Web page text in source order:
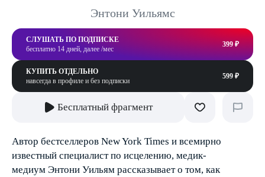
Энтони Уильямс
СЛУШАТЬ ПО ПОДПИСКЕ
бесплатно 14 дней, далее /мес
399 ₽
КУПИТЬ ОТДЕЛЬНО
навсегда в профиле и без подписки
599 ₽
Бесплатный фрагмент
Автор бестселлеров New York Times и всемирно
известный специалист по исцелению, медик-
медиум Энтони Уильям рассказывает о том, как